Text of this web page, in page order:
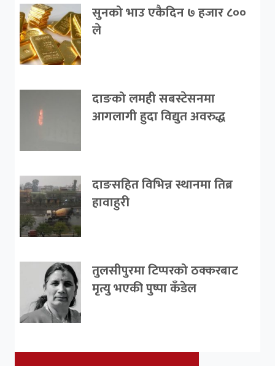
सुनको भाउ एकैदिन ७ हजार ८००
ले
दाङको लमही सबस्टेसनमा
आगलागी हुदा विद्युत अवरुद्ध
दाङसहित विभिन्न स्थानमा तिब्र
हावाहुरी
तुलसीपुरमा टिप्परको ठक्करबाट
मृत्यु भएकी पुष्पा कँडेल